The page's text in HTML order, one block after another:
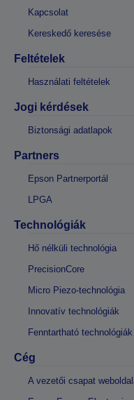
Kapcsolat
Kereskedő keresése
Feltételek
Használati feltételek
Jogi kérdések
Biztonsági adatlapok
Partners
Epson Partnerportál
LPGA
Technológiák
Hő nélküli technológia
PrecisionCore
Micro Piezo-technológia
Innovatív technológiák
Fenntartható technológiák
Cég
A vezetői csapat